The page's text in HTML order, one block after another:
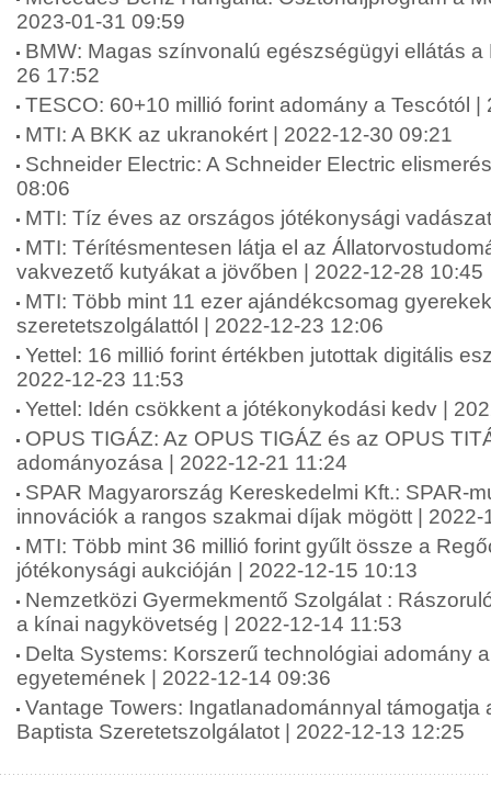
2023-01-31 09:59
BMW: Magas színvonalú egészségügyi ellátás a
26 17:52
TESCO: 60+10 millió forint adomány a Tescótól |
MTI: A BKK az ukranokért | 2022-12-30 09:21
Schneider Electric: A Schneider Electric
08:06
MTI: Tíz éves az országos jótékonysági
MTI: Térítésmentesen látja el az
vakvezető kutyákat a jövőben | 2022-12-28 10:45
MTI: Több mint 11 ezer ajándékcsomag
szeretetszolgálattól | 2022-12-23 12:06
Yettel: 16 millió forint értékben jutottak digitális
2022-12-23 11:53
Yettel: Idén csökkent a jótékonykodási kedv |
OPUS TIGÁZ: Az OPUS TIGÁZ és az OPUS
adományozása | 2022-12-21 11:24
SPAR Magyarország Kereskedelmi Kft.: SPAR-
innovációk a rangos szakmai díjak mögött | 2022-
MTI: Több mint 36 millió forint gyűlt össze a
jótékonysági aukcióján | 2022-12-15 10:13
Nemzetközi Gyermekmentő Szolgálat :
a kínai nagykövetség | 2022-12-14 11:53
Delta Systems: Korszerű technológiai adomány
egyetemének | 2022-12-14 09:36
Vantage Towers: Ingatlanadománnyal támogatja
Baptista Szeretetszolgálatot | 2022-12-13 12:25